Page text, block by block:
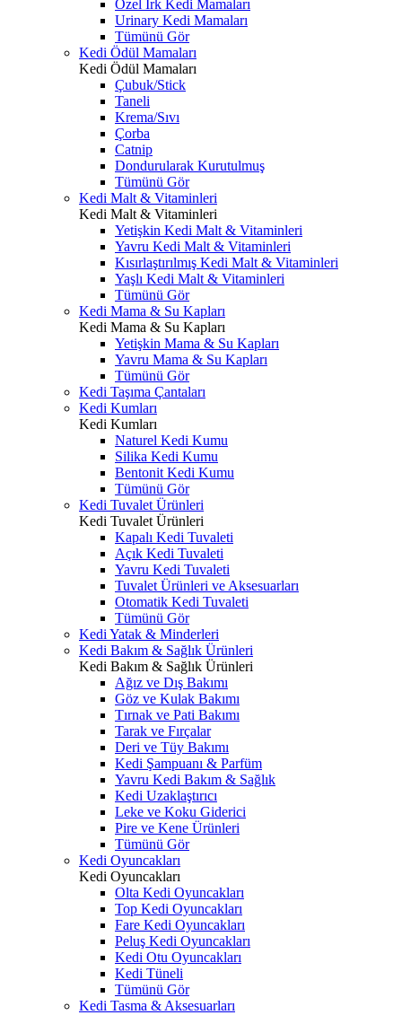
Özel Irk Kedi Mamaları
Urinary Kedi Mamaları
Tümünü Gör
Kedi Ödül Mamaları
Kedi Ödül Mamaları
Çubuk/Stick
Taneli
Krema/Sıvı
Çorba
Catnip
Dondurularak Kurutulmuş
Tümünü Gör
Kedi Malt & Vitaminleri
Kedi Malt & Vitaminleri
Yetişkin Kedi Malt & Vitaminleri
Yavru Kedi Malt & Vitaminleri
Kısırlaştırılmış Kedi Malt & Vitaminleri
Yaşlı Kedi Malt & Vitaminleri
Tümünü Gör
Kedi Mama & Su Kapları
Kedi Mama & Su Kapları
Yetişkin Mama & Su Kapları
Yavru Mama & Su Kapları
Tümünü Gör
Kedi Taşıma Çantaları
Kedi Kumları
Kedi Kumları
Naturel Kedi Kumu
Silika Kedi Kumu
Bentonit Kedi Kumu
Tümünü Gör
Kedi Tuvalet Ürünleri
Kedi Tuvalet Ürünleri
Kapalı Kedi Tuvaleti
Açık Kedi Tuvaleti
Yavru Kedi Tuvaleti
Tuvalet Ürünleri ve Aksesuarları
Otomatik Kedi Tuvaleti
Tümünü Gör
Kedi Yatak & Minderleri
Kedi Bakım & Sağlık Ürünleri
Kedi Bakım & Sağlık Ürünleri
Ağız ve Dış Bakımı
Göz ve Kulak Bakımı
Tırnak ve Pati Bakımı
Tarak ve Fırçalar
Deri ve Tüy Bakımı
Kedi Şampuanı & Parfüm
Yavru Kedi Bakım & Sağlık
Kedi Uzaklaştırıcı
Leke ve Koku Giderici
Pire ve Kene Ürünleri
Tümünü Gör
Kedi Oyuncakları
Kedi Oyuncakları
Olta Kedi Oyuncakları
Top Kedi Oyuncakları
Fare Kedi Oyuncakları
Peluş Kedi Oyuncakları
Kedi Otu Oyuncakları
Kedi Tüneli
Tümünü Gör
Kedi Tasma & Aksesuarları